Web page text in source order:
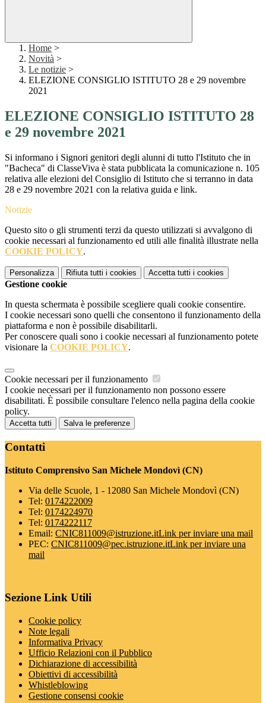
Home >
Novità >
Le notizie >
ELEZIONE CONSIGLIO ISTITUTO 28 e 29 novembre
2021
ELEZIONE CONSIGLIO ISTITUTO 28
e 29 novembre 2021
Si informano i Signori genitori degli alunni di tutto l'Istituto che in
"Bacheca" di ClasseViva è stata pubblicata la comunicazione n. 105
relativa alle elezioni del Consiglio di Istituto che si terranno in data
28 e 29 novembre 2021 con la relativa guida e link.
Notizie
Questo sito o gli strumenti terzi da questo utilizzati si avvalgono di
cookie necessari al funzionamento ed utili alle finalità illustrate nella
COOKIE POLICY.
Personalizza Rifiuta tutti i cookies Accetta tutti i cookies
Gestione cookie
In questa schermata è possibile scegliere quali cookie consentire.
I cookie necessari sono quelli che consentono il funzionamento della
piattaforma e non è possibile disabilitarli.
Per conoscere quali sono i cookie necessari al funzionamento potete
visionare la COOKIE POLICY.
Cookie necessari per il funzionamento
I cookie necessari per il funzionamento non possono essere
disabilitati. È possibile consultare l'elenco nella pagina della cookie
policy.
Accetta tutti Salva le preferenze
Contatti
Istituto Comprensivo San Michele Mondovì (CN)
Via delle Scuole, 1 - 12080 San Michele Mondovì (CN)
Tel: 0174222009
Tel: 0174224970
Tel: 0174222117
Email: CNIC811009@istruzione.itLink per inviare una mail
PEC: CNIC811009@pec.istruzione.itLink per inviare una
mail
Sezione Link Utili
Cookie policy
Note legali
Informativa Privacy
Ufficio Relazioni con il Pubblico
Dichiarazione di accessibilità
Obiettivi di accessibilità
Whistleblowing
Gestione consensi cookie